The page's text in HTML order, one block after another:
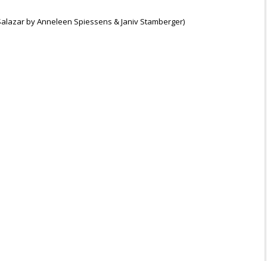
by Anneleen Spiessens & Janiv Stamberger)